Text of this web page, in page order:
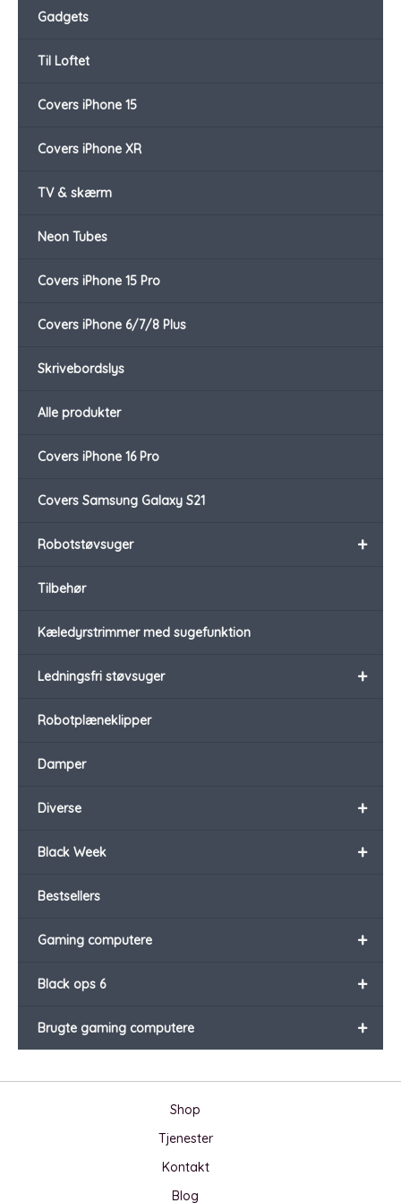
Gadgets
Til Loftet
Covers iPhone 15
Covers iPhone XR
TV & skærm
Neon Tubes
Covers iPhone 15 Pro
Covers iPhone 6/7/8 Plus
Skrivebordslys
Alle produkter
Covers iPhone 16 Pro
Covers Samsung Galaxy S21
+
Robotstøvsuger
Tilbehør
Kæledyrstrimmer med sugefunktion
+
Ledningsfri støvsuger
Robotplæneklipper
Damper
+
Diverse
+
Black Week
Bestsellers
+
Gaming computere
+
Black ops 6
+
Brugte gaming computere
Shop
Tjenester
Kontakt
Blog